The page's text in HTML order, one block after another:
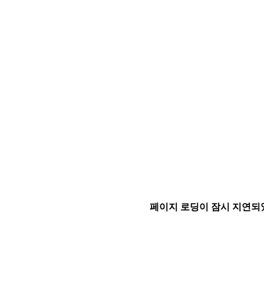
페이지 로딩이 잠시 지연